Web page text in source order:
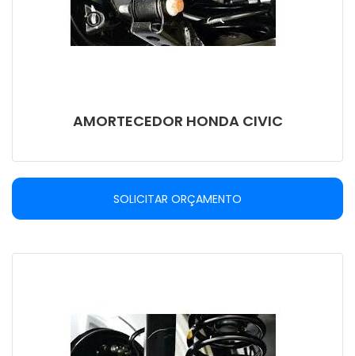
FILTRO
AMORTECEDOR HONDA CIVIC
SOLICITAR ORÇAMENTO